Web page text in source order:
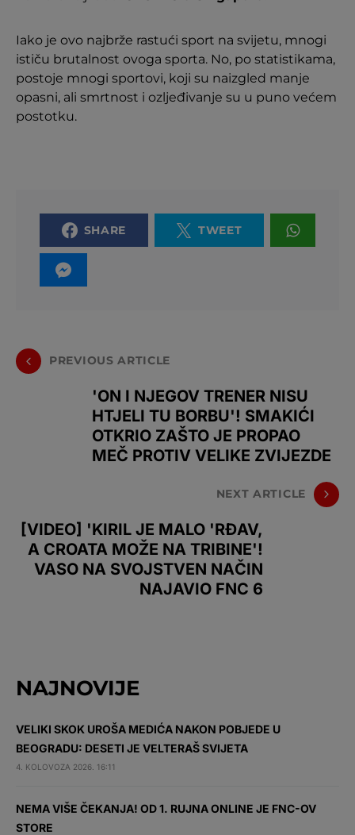
Iako je ovo najbrže rastući sport na svijetu, mnogi
ističu brutalnost ovoga sporta. No, po statistikama,
postoje mnogi sportovi, koji su naizgled manje
opasni, ali smrtnost i ozljeđivanje su u puno većem
postotku.
SHARE TWEET
PREVIOUS ARTICLE
'ON I NJEGOV TRENER NISU
HTJELI TU BORBU'! SMAKIĆI
OTKRIO ZAŠTO JE PROPAO
MEČ PROTIV VELIKE ZVIJEZDE
NEXT ARTICLE
[VIDEO] 'KIRIL JE MALO 'RĐAV,
A CROATA MOŽE NA TRIBINE'!
VASO NA SVOJSTVEN NAČIN
NAJAVIO FNC 6
NAJNOVIJE
VELIKI SKOK UROŠA MEDIĆA NAKON POBJEDE U
BEOGRADU: DESETI JE VELTERAŠ SVIJETA
4. KOLOVOZA 2026. 16:11
NEMA VIŠE ČEKANJA! OD 1. RUJNA ONLINE JE FNC-OV
STORE